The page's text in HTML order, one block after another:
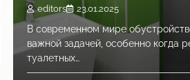
editors 23.01.2025
В современном мире
важной задачей, особенно когда
туалетных…